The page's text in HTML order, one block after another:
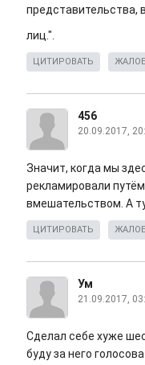
лиц.".
ЦИТИРОВАТЬ
456
20.09.2017,
Значит, когда мы
рекламировали
вмешательством. А
ЦИТИРОВАТЬ
Ум
21.09.2017,
Сделал себе хуже
буду за него